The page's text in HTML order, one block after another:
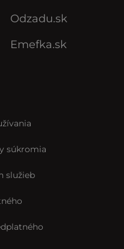
Odzadu.sk
Emefka.sk
súkromia
služieb